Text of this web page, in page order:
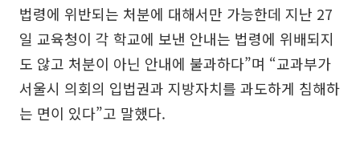
법령에 위반되는 처분에 대해서만 가능한데 지난 27
일 교육청이 각 학교에 보낸 안내는 법령에 위배되지
도 않고 처분이 아닌 안내에 불과하다”며 “교과부가
서울시 의회의 입법권과 지방자치를 과도하게 침해하
는 면이 있다”고 말했다.